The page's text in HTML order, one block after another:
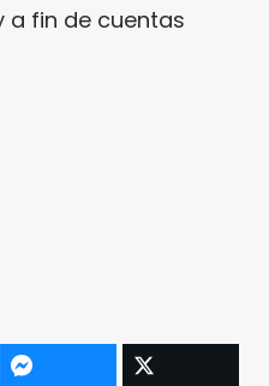
a fin de cuentas